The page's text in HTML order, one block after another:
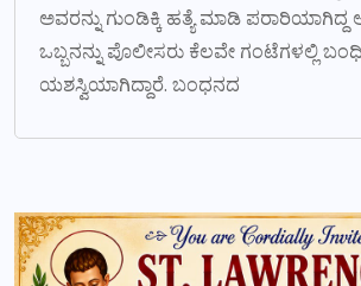
ಅವರನ್ನು ಗುಂಡಿಕ್ಕಿ ಹತ್ಯೆ ಮಾಡಿ
ಒಬ್ಬನನ್ನು ಪೊಲೀಸರು ಕೆಲವೇ ಗಂಟೆಗಳಲ್ಲಿ
ಯಶಸ್ವಿಯಾಗಿದ್ದಾರೆ. ಬಂಧನದ